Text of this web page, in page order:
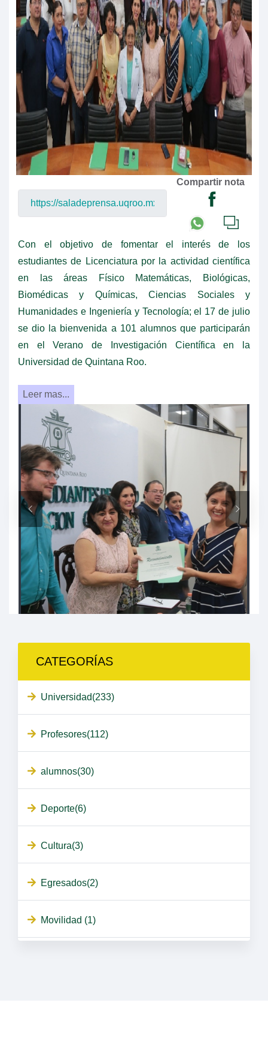
Compartir nota
Con el objetivo de fomentar el interés de los
estudiantes de Licenciatura por la actividad científica
en las áreas Físico Matemáticas, Biológicas,
Biomédicas y Químicas, Ciencias Sociales y
Humanidades e Ingeniería y Tecnología; el 17 de julio
se dio la bienvenida a 101 alumnos que participarán
en el Verano de Investigación Científica en la
Universidad de Quintana Roo.
Leer mas...
CATEGORÍAS
Universidad(233)
Profesores(112)
alumnos(30)
Deporte(6)
Cultura(3)
Egresados(2)
Movilidad (1)